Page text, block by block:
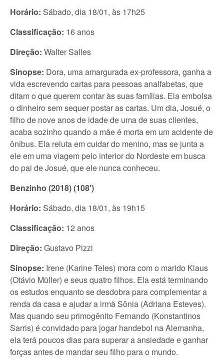
Horário: Sábado, dia 18/01, às 17h25
Classificação: 16 anos
Direção: Walter Salles
Sinopse: Dora, uma amargurada ex-professora, ganha a
vida escrevendo cartas para pessoas analfabetas, que
ditam o que querem contar às suas famílias. Ela embolsa
o dinheiro sem sequer postar as cartas. Um dia, Josué, o
filho de nove anos de idade de uma de suas clientes,
acaba sozinho quando a mãe é morta em um acidente de
ônibus. Ela reluta em cuidar do menino, mas se junta a
ele em uma viagem pelo interior do Nordeste em busca
do pai de Josué, que ele nunca conheceu.
Benzinho (2018) (108′)
Horário: Sábado, dia 18/01, às 19h15
Classificação: 12 anos
Direção: Gustavo Pizzi
Sinopse: Irene (Karine Teles) mora com o marido Klaus
(Otávio Müller) e seus quatro filhos. Ela está terminando
os estudos enquanto se desdobra para complementar a
renda da casa e ajudar a irmã Sônia (Adriana Esteves).
Mas quando seu primogênito Fernando (Konstantinos
Sarris) é convidado para jogar handebol na Alemanha,
ela terá poucos dias para superar a ansiedade e ganhar
forças antes de mandar seu filho para o mundo.